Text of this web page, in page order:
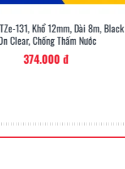
131, Khổ 12mm, Dài 8m, Black
Clear, Chống Thấm Nước
374.000 đ